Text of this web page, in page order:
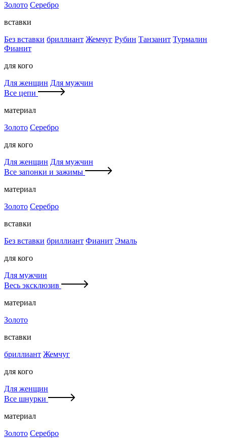
Золото Серебро
вставки
Без вставки бриллиант Жемчуг Рубин Танзанит Турмалин
Фианит
для кого
Для женщин Для мужчин
Все цепи
материал
Золото Серебро
для кого
Для женщин Для мужчин
Все запонки и зажимы
материал
Золото Серебро
вставки
Без вставки бриллиант Фианит Эмаль
для кого
Для мужчин
Весь эксклюзив
материал
Золото
вставки
бриллиант Жемчуг
для кого
Для женщин
Все шнурки
материал
Золото Серебро